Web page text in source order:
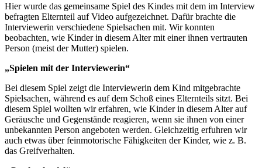
Hier wurde das gemeinsame Spiel des Kindes mit dem im Interview
befragten Elternteil auf Video aufgezeichnet. Dafür brachte die
Interviewerin verschiedene Spielsachen mit. Wir konnten
beobachten, wie Kinder in diesem Alter mit einer ihnen vertrauten
Person (meist der Mutter) spielen.
„Spielen mit der Interviewerin“
Bei diesem Spiel zeigt die Interviewerin dem Kind mitgebrachte
Spielsachen, während es auf dem Schoß eines Elternteils sitzt. Bei
diesem Spiel wollten wir erfahren, wie Kinder in diesem Alter auf
Geräusche und Gegenstände reagieren, wenn sie ihnen von einer
unbekannten Person angeboten werden. Gleichzeitig erfuhren wir
auch etwas über feinmotorische Fähigkeiten der Kinder, wie z. B.
das Greifverhalten.